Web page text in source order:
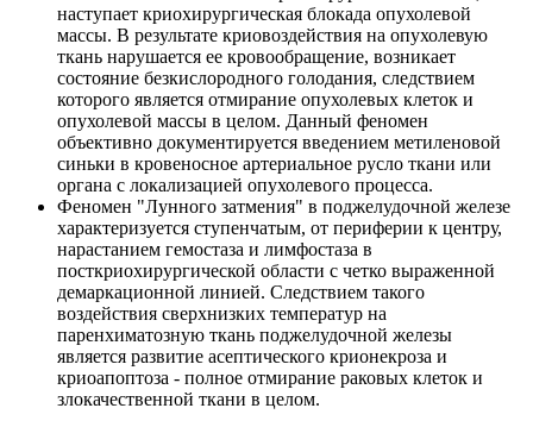
наступает криохирургическая блокада опухолевой
массы. В результате криовоздействия на опухолевую
ткань нарушается ее кровообращение, возникает
состояние безкислородного голодания, следствием
которого является отмирание опухолевых клеток и
опухолевой массы в целом. Данный феномен
объективно документируется введением метиленовой
синьки в кровеносное артериальное русло ткани или
органа с локализацией опухолевого процесса.
Феномен "Лунного затмения" в поджелудочной железе
характеризуется ступенчатым, от периферии к центру,
нарастанием гемостаза и лимфостаза в
посткриохирургической области с четко выраженной
демаркационной линией. Следствием такого
воздействия сверхнизких температур на
паренхиматозную ткань поджелудочной железы
является развитие асептического крионекроза и
криоапоптоза - полное отмирание раковых клеток и
злокачественной ткани в целом.